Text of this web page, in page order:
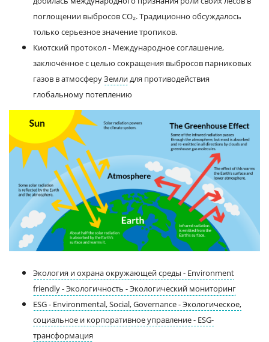
поглощении выбросов CO₂. Традиционно обсуждалось
только серьезное значение тропиков.
Киотский протокол - Международное соглашение,
заключённое с целью сокращения выбросов парниковых
газов в атмосферуЗемлидля противодействия
глобальному потеплению
Экология и охрана окружающей среды - Environment
friendly - Экологичность - Экологический мониторинг
ESG - Environmental, Social, Governance - Экологическое,
социальное и корпоративное управление - ESG-
трансформация